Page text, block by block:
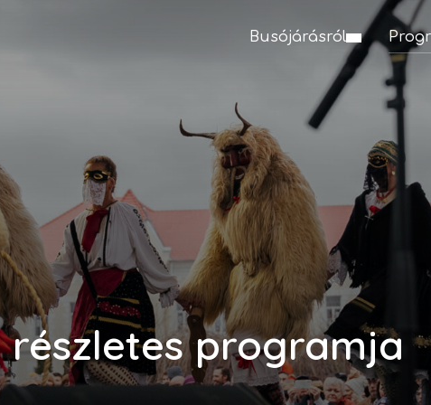
Busójárásról
részletes programja